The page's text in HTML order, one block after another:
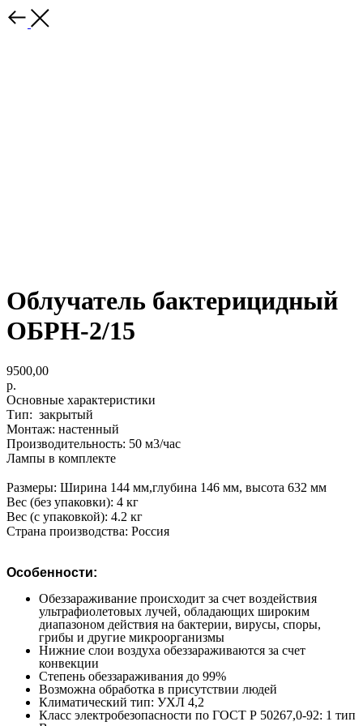
Облучатель бактерицидный
ОБРН-2/15
9500,00
р.
Основные характеристики
Тип: закрытый
Монтаж: настенный
Производительность: 50 м​3/час
Лампы в комплекте
Размеры: Ширина 144 мм,глубина 146 мм, высота 632 мм
Вес (без упаковки): 4 кг
Вес (с упаковкой): 4.2 кг
Страна производства: Россия
Особенности:
Обеззараживание происходит за счет воздействия
ультрафиолетовых лучей, обладающих широким
диапазоном действия на бактерии, вирусы, споры,
грибы и другие микроорганизмы
Нижние слои воздуха обеззараживаются за счет
конвекции
Степень обеззараживания до 99%
Возможна обработка в присутствии людей
Климатический тип: УХЛ 4,2
Класс электробезопасности по ГОСТ Р 50267,0-92: 1 тип